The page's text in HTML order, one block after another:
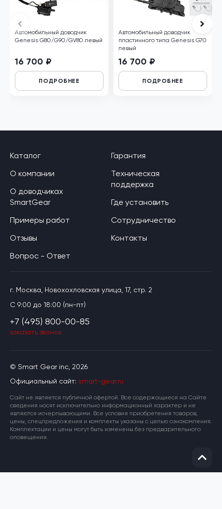
Автомобильный доводчик
Genesis G80/G90/GV80 левый
16 700 ₽
ПОДРОБНЕЕ
Автомобильный доводчик
пластинного типа Genesis G70
левый
16 700 ₽
ПОДРОБНЕЕ
© Smart Gear inc, 2026
Официальный сайт: smart-gear.ru
Cайт не является публичной офертой. Все содержащиеся на Сайте
сведения носят исключительно информационный характер и не
являются исчерпывающими. Все условия приобретения товаров,
цены, спецпредложения и комплекты указаны с целью ознакомления.
Комплектации и цены могут быть изменены без предварительного
оповещения.
Каталог
О компании
О доводчиках
SmartGear
Примеры работ
Отзывы
Вопрос - Ответ
Гарантия
Техническая
поддержка
Где установить
Сотрудничество
Контакты
г. Москва, Новохохловская улица, 17, стр. 2
C 9:00 до 18:00 (пн-пт)
+7 (495) 800-00-85
заказать звонок